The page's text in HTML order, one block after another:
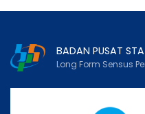
BADAN PUSAT
Long Form Sensus